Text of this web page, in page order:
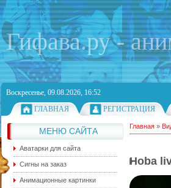
Гифава.ру -
Воскресенье, 09.08.2026, 16:52
ГЛАВНАЯ
РЕГИСТРАЦИЯ
МЕНЮ САЙТА
Аватарки для сайта
Сигны на заказ
Анимационные картинки
Главная »
Hoba